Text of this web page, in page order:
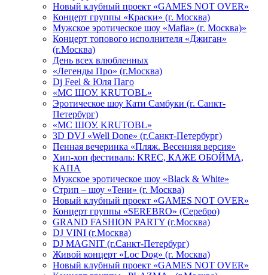
Новый клубный проект «GAMES NOT OVER»
Концерт группы «Краски» (г. Москва)
Мужское эротическое шоу «Mafia» (г. Москва)»
Концерт топового исполнителя «Джиган»
(г.Москва)
День всех влюбленных
«Легенды Про» (г.Москва)
Dj Feel & Юля Паго
«МС ШОУ. KRUTOBL»
Эротическое шоу Кати Самбуки (г. Санкт-
Петербург)
«МС ШОУ. KRUTOBL»
3D DVJ «Well Done» (г.Санкт-Петербург)
Пенная вечеринка «Пляж. Весенняя версия»
Хип-хоп фестиваль: KREC, КАЖЕ ОБОЙМА,
КАПА
Мужское эротическое шоу «Black & White»
Стрип – шоу «Тени» (г. Москва)
Новый клубный проект «GAMES NOT OVER»
Концерт группы «SEREBRO» (Серебро)
GRAND FASHION PARTY (г.Москва)
DJ VINI (г.Москва)
DJ MAGNIT (г.Санкт-Петербург)
Живой концерт «Loc Dog» (г. Москва)
Новый клубный проект «GAMES NOT OVER»